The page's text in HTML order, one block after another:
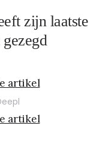
zijn laatste
artikel
artikel